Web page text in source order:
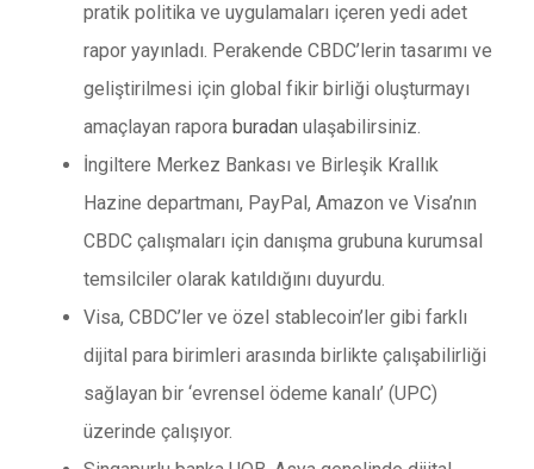
pratik politika ve uygulamaları içeren yedi adet
rapor yayınladı. Perakende CBDC’lerin tasarımı ve
geliştirilmesi için global fikir birliği oluşturmayı
amaçlayan rapora buradan ulaşabilirsiniz.
İngiltere Merkez Bankası ve Birleşik Krallık
Hazine departmanı, PayPal, Amazon ve Visa’nın
CBDC çalışmaları için danışma grubuna kurumsal
temsilciler olarak katıldığını duyurdu.
Visa, CBDC’ler ve özel stablecoin’ler gibi farklı
dijital para birimleri arasında birlikte çalışabilirliği
sağlayan bir ‘evrensel ödeme kanalı’ (UPC)
üzerinde çalışıyor.